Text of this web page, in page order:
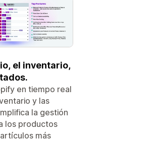
el inventario,
en tiempo real
y las
la gestión
los productos
más